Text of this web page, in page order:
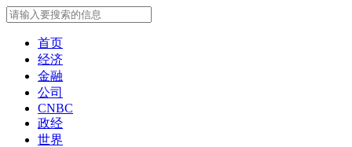
首页
经济
金融
公司
CNBC
政经
世界